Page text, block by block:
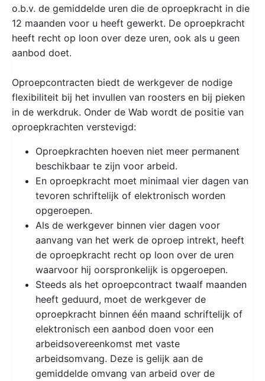
o.b.v. de gemiddelde uren die de oproepkracht in die
12 maanden voor u heeft gewerkt. De oproepkracht
heeft recht op loon over deze uren, ook als u geen
aanbod doet.
Oproepcontracten biedt de werkgever de nodige
flexibiliteit bij het invullen van roosters en bij pieken
in de werkdruk. Onder de Wab wordt de positie van
oproepkrachten verstevigd:
Oproepkrachten hoeven niet meer permanent
beschikbaar te zijn voor arbeid.
En oproepkracht moet minimaal vier dagen van
tevoren schriftelijk of elektronisch worden
opgeroepen.
Als de werkgever binnen vier dagen voor
aanvang van het werk de oproep intrekt, heeft
de oproepkracht recht op loon over de uren
waarvoor hij oorspronkelijk is opgeroepen.
Steeds als het oproepcontract twaalf maanden
heeft geduurd, moet de werkgever de
oproepkracht binnen één maand schriftelijk of
elektronisch een aanbod doen voor een
arbeidsovereenkomst met vaste
arbeidsomvang. Deze is gelijk aan de
gemiddelde omvang van arbeid over de